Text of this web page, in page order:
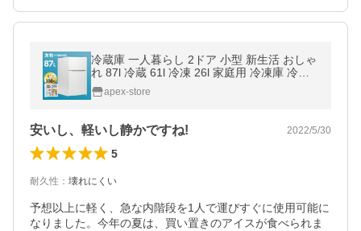
冷蔵庫 一人暮らし 2ドア 小型 新生活 おしゃ
れ 87l 冷蔵 61l 冷凍 26l 家庭用 冷凍庫 冷凍
冷蔵庫 コンパクト 直冷式 冷凍 ミニ冷蔵庫 lz
k-87apex-store
安いし、軽いし静かですね! 2022/5/30
5
耐久性 ： 壊れにくい
予想以上に軽く、急な内階段を1人で運びすぐに使用可能に
なりました。今年の夏は、買い置きのアイスが食べられま